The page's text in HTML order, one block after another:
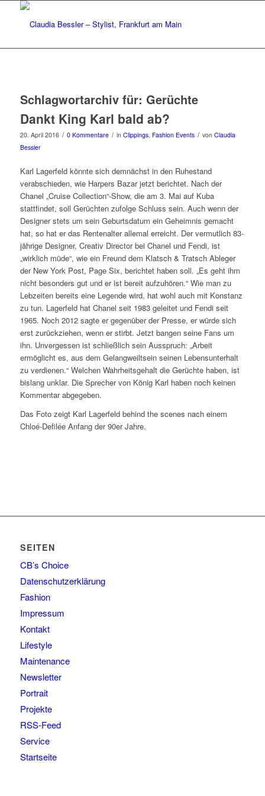
Schlagwortarchiv für: Gerüchte
Dankt King Karl bald ab?
20. April 2016 / 0 Kommentare / in Clippings, Fashion Events / von Claudia
Bessler
Karl Lagerfeld könnte sich demnächst in den Ruhestand
verabschieden, wie Harpers Bazar jetzt berichtet. Nach der
Chanel „Cruise Collection“-Show, die am 3. Mai auf Kuba
stattfindet, soll Gerüchten zufolge Schluss sein. Auch wenn der
Designer stets um sein Geburtsdatum ein Geheimnis gemacht
hat, so hat er das Rentenalter allemal erreicht. Der vermutlich 83-
jährige Designer, Creativ Director bei Chanel und Fendi, ist
„wirklich müde“, wie ein Freund dem Klatsch & Tratsch Ableger
der New York Post, Page Six, berichtet haben soll. „Es geht ihm
nicht besonders gut und er ist bereit aufzuhören.“ Wie man zu
Lebzeiten bereits eine Legende wird, hat wohl auch mit Konstanz
zu tun. Lagerfeld hat Chanel seit 1983 geleitet und Fendi seit
1965. Noch 2012 sagte er gegenüber der Presse, er würde sich
erst zurückziehen, wenn er stirbt. Jetzt bangen seine Fans um
ihn. Unvergessen ist schließlich sein Ausspruch: „Arbeit
ermöglicht es, aus dem Gelangweiltsein seinen Lebensunterhalt
zu verdienen.“ Welchen Wahrheitsgehalt die Gerüchte haben, ist
bislang unklar. Die Sprecher von König Karl haben noch keinen
Kommentar abgegeben.
Das Foto zeigt Karl Lagerfeld behind the scenes nach einem
Chloé-Defilée Anfang der 90er Jahre.
SEITEN
CB’s Choice
Datenschutzerklärung
Fashion
Impressum
Kontakt
Lifestyle
Maintenance
Newsletter
Portrait
Projekte
RSS-Feed
Service
Startseite